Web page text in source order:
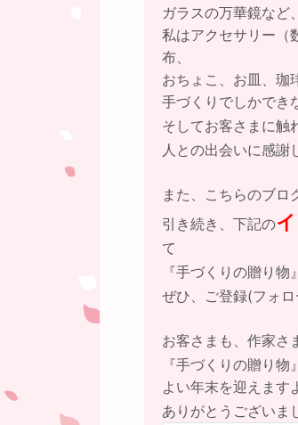
ガラスの万華鏡など、
私はアクセサリー（
布、
おちょこ、お皿、珈
手づくりでしかでき
そしてお客さまに触
人との出会いに感謝
また、こちらのブロ
引き続き、下記の
て
『手づくりの贈り
ぜひ、ご登録(フォ
お客さまも、作家さ
『手づくりの贈り
よい年末を迎えます
ありがとうございま